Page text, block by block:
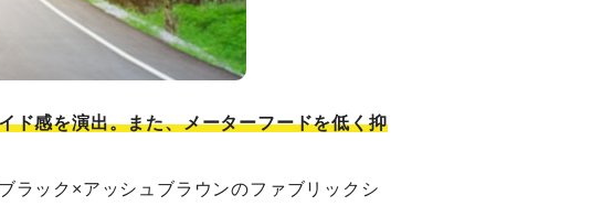
ド感を演出。また、メーターフードを低く抑
ラック×アッシュブラウンのファブリックシ